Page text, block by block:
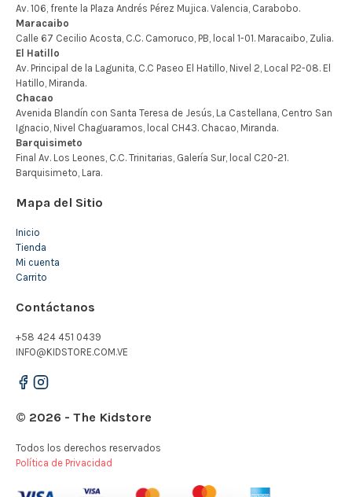
Mapa del Sitio
Inicio
Tienda
Mi cuenta
Carrito
Contáctanos
+58 424 451 0439
INFO@KIDSTORE.COM.VE
© 2026 - The Kidstore
Todos los derechos reservados
Política de Privacidad